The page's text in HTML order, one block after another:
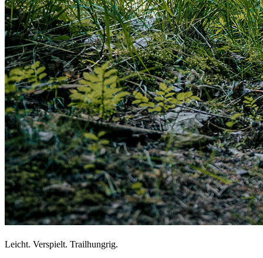
Leicht. Verspielt. Trailhungrig.